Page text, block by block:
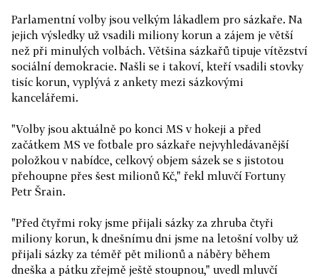
Parlamentní volby jsou velkým lákadlem pro sázkaře. Na
jejich výsledky už vsadili miliony korun a zájem je větší
než při minulých volbách. Většina sázkařů tipuje vítězství
sociální demokracie. Našli se i takoví, kteří vsadili stovky
tisíc korun, vyplývá z ankety mezi sázkovými
kancelářemi.
"Volby jsou aktuálně po konci MS v hokeji a před
začátkem MS ve fotbale pro sázkaře nejvyhledávanější
položkou v nabídce, celkový objem sázek se s jistotou
přehoupne přes šest milionů Kč," řekl mluvčí Fortuny
Petr Šrain.
"Před čtyřmi roky jsme přijali sázky za zhruba čtyři
miliony korun, k dnešnímu dni jsme na letošní volby už
přijali sázky za téměř pět milionů a náběry během
dneška a pátku zřejmě ještě stoupnou," uvedl mluvčí